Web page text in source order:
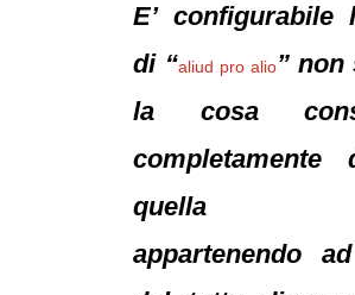
E’ configurabile
di “aliud pro alio” non
la cosa
completamente
quella
appartenendo